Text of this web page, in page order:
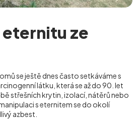
ze
se ještě dnes často setkáváme s
látku, která se až do 90. let
střešních krytin, izolací, nátěrů nebo
s eternitem se do okolí
azbest.